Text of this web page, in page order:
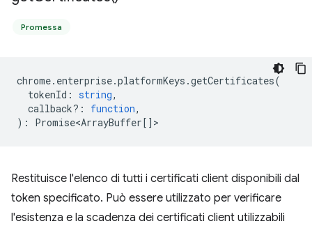
Promessa
chrome. enterprise.platformKeys .getCertificates(
tokenId : string,
callback? : function,
) : Promise<ArrayBuffer[]>
Restituisce l'elenco di tutti i certificati client disponibili dal
token specificato. Può essere utilizzato per verificare
l'esistenza e la scadenza dei certificati client utilizzabili